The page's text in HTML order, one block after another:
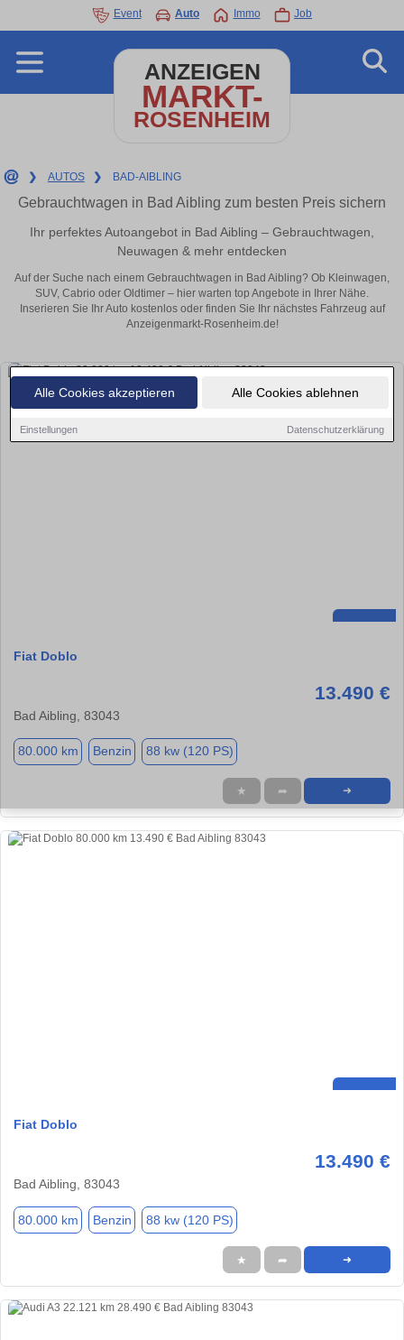
Alle Cookies akzeptieren Alle Cookies ablehnen
Einstellungen Datenschutzerklärung
Event Auto Immo Job
ANZEIGEN
MARKT-
ROSENHEIM
❯ AUTOS ❯ BAD-AIBLING
Gebrauchtwagen in Bad Aibling zum besten Preis sichern
Ihr perfektes Autoangebot in Bad Aibling – Gebrauchtwagen,
Neuwagen & mehr entdecken
Auf der Suche nach einem Gebrauchtwagen in Bad Aibling? Ob Kleinwagen,
SUV, Cabrio oder Oldtimer – hier warten top Angebote in Ihrer Nähe.
Inserieren Sie Ihr Auto kostenlos oder finden Sie Ihr nächstes Fahrzeug auf
Anzeigenmarkt-Rosenheim.de!
Fiat Doblo
13.490 €
Bad Aibling, 83043
80.000 km Benzin 88 kw (120 PS)
★ ➦ ➜
Fiat Doblo
13.490 €
Bad Aibling, 83043
80.000 km Benzin 88 kw (120 PS)
★ ➦ ➜